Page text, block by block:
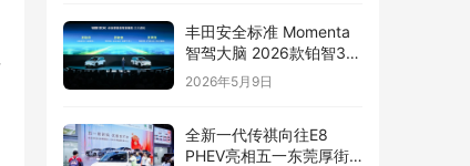
丰田安全标准 Momenta
智驾大脑 2026款铂智3X
辅助驾驶全面升级
2026年5月9日
全新一代传祺向往E8
PHEV亮相五一东莞厚街